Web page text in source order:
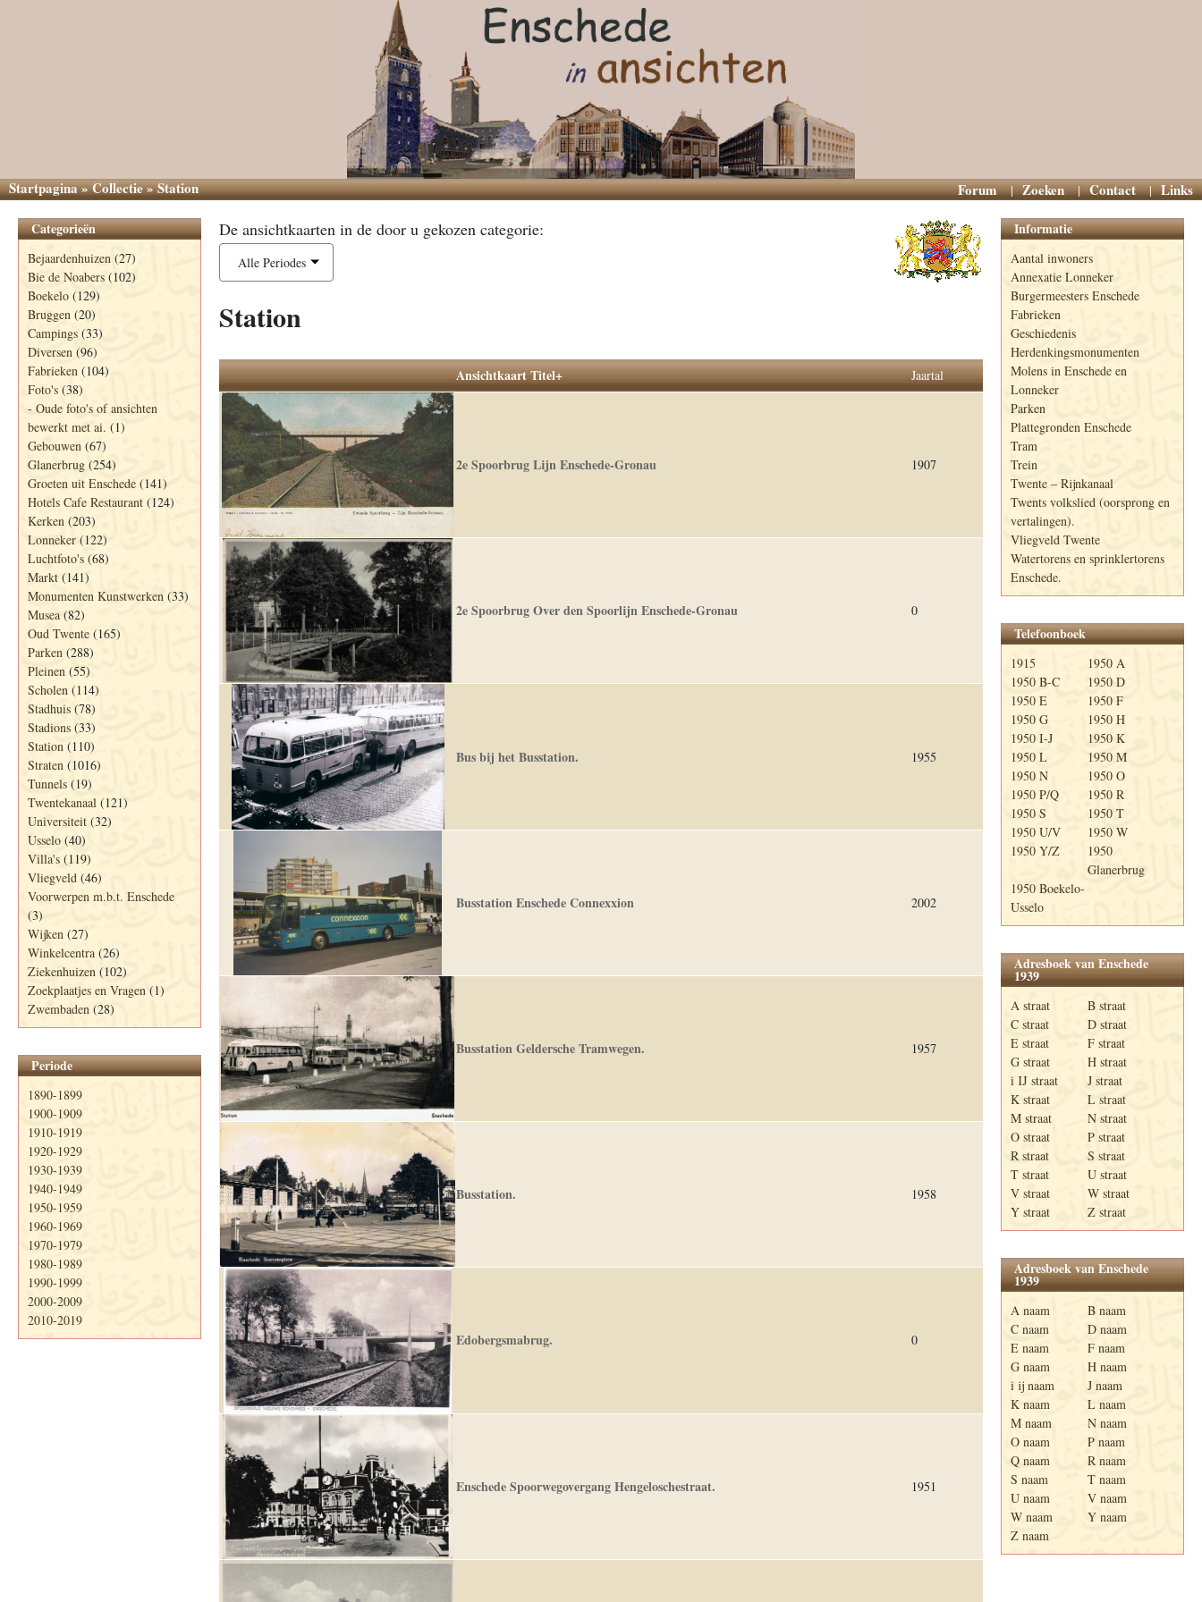
Startpagina»Collectie»Station Forum Zoeken Contact Links
Categorieën
Bejaardenhuizen (27)
Bie de Noabers (102)
Boekelo (129)
Bruggen (20)
Campings (33)
Diversen (96)
Fabrieken (104)
Foto's (38)
- Oude foto's of ansichten
bewerkt met ai. (1)
Gebouwen (67)
Glanerbrug (254)
Groeten uit Enschede (141)
Hotels Cafe Restaurant (124)
Kerken (203)
Lonneker (122)
Luchtfoto's (68)
Markt (141)
Monumenten Kunstwerken (33)
Musea (82)
Oud Twente (165)
Parken (288)
Pleinen (55)
Scholen (114)
Stadhuis (78)
Stadions (33)
Station (110)
Straten (1016)
Tunnels (19)
Twentekanaal (121)
Universiteit (32)
Usselo (40)
Villa's (119)
Vliegveld (46)
Voorwerpen m.b.t. Enschede
(3)
Wijken (27)
Winkelcentra (26)
Ziekenhuizen (102)
Zoekplaatjes en Vragen (1)
Zwembaden (28)
Periode
1890-1899
1900-1909
1910-1919
1920-1929
1930-1939
1940-1949
1950-1959
1960-1969
1970-1979
1980-1989
1990-1999
2000-2009
2010-2019
De ansichtkaarten in de door u gekozen categorie:
Alle Periodes
Station
Ansichtkaart Titel+ Jaartal
2e Spoorbrug Lijn Enschede-Gronau 1907
2e Spoorbrug Over den Spoorlijn Enschede-Gronau 0
Bus bij het Busstation. 1955
Busstation Enschede Connexxion 2002
Busstation Geldersche Tramwegen. 1957
Busstation. 1958
Edobergsmabrug. 0
Enschede Spoorwegovergang Hengeloschestraat. 1951
Informatie
Aantal inwoners
Annexatie Lonneker
Burgermeesters Enschede
Fabrieken
Geschiedenis
Herdenkingsmonumenten
Molens in Enschede en
Lonneker
Parken
Plattegronden Enschede
Tram
Trein
Twente – Rijnkanaal
Twents volkslied (oorsprong en
vertalingen).
Vliegveld Twente
Watertorens en sprinklertorens
Enschede.
Telefoonboek
1915
1950 A
1950 B-C
1950 D
1950 E
1950 F
1950 G
1950 H
1950 I-J
1950 K
1950 L
1950 M
1950 N
1950 O
1950 P/Q
1950 R
1950 S
1950 T
1950 U/V
1950 W
1950 Y/Z
1950
Glanerbrug
1950 Boekelo-
Usselo
Adresboek van Enschede
1939
A straat
B straat
C straat
D straat
E straat
F straat
G straat
H straat
i IJ straat
J straat
K straat
L straat
M straat
N straat
O straat
P straat
R straat
S straat
T straat
U straat
V straat
W straat
Y straat
Z straat
Adresboek van Enschede
1939
A naam
B naam
C naam
D naam
E naam
F naam
G naam
H naam
i ij naam
J naam
K naam
L naam
M naam
N naam
O naam
P naam
Q naam
R naam
S naam
T naam
U naam
V naam
W naam
Y naam
Z naam